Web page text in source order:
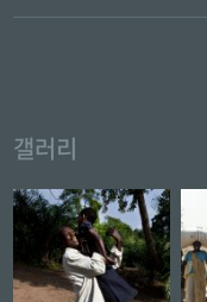
갤러리